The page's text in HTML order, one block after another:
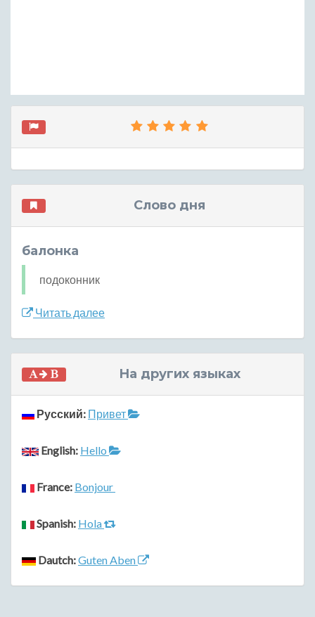
Слово дня
балонка
подоконник
Читать далее
На других языках
Русский: Привет
English: Hello
France: Bonjour
Spanish: Hola
Dautch:Guten Aben